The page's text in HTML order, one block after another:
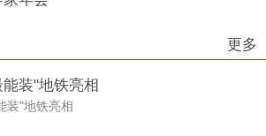
更多
装"地铁亮相
装"地铁亮相